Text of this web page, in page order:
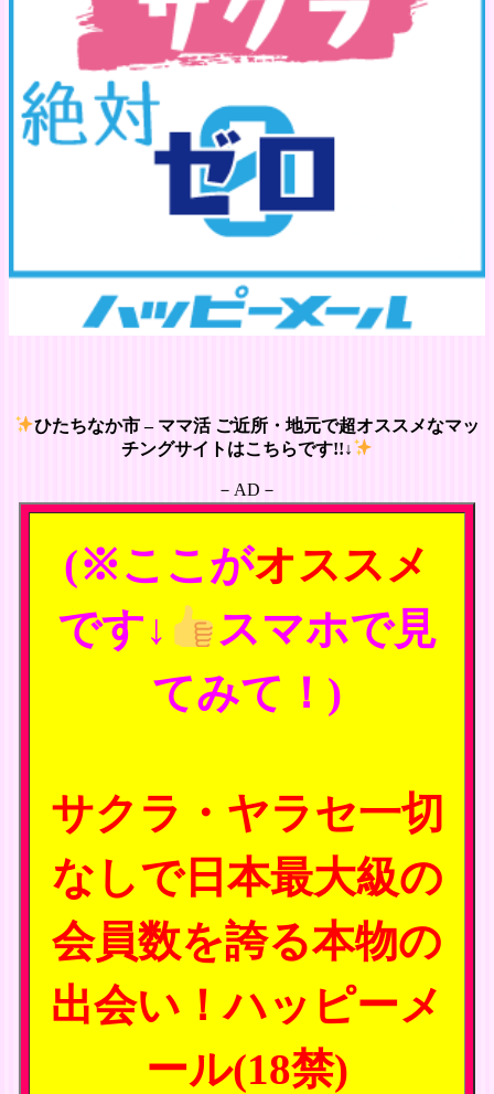
ひたちなか市 – ママ活 ご近所・地元で超オススメなマッ
チングサイトはこちらです!!↓
－AD－
(※ここがオススメ
です↓
スマホで見
てみて！)
サクラ・ヤラセ一切
なしで日本最大級の
会員数を誇る本物の
出会い！ハッピーメ
ール(18禁)